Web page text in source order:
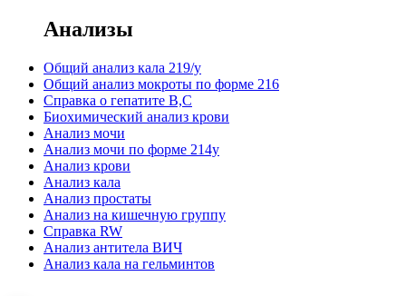
Анализы
Общий анализ кала 219/у
Общий анализ мокроты по форме 216
Справка о гепатите B,C
Биохимический анализ крови
Анализ мочи
Анализ мочи по форме 214у
Анализ крови
Анализ кала
Анализ простаты
Анализ на кишечную группу
Справка RW
Анализ антитела ВИЧ
Анализ кала на гельминтов